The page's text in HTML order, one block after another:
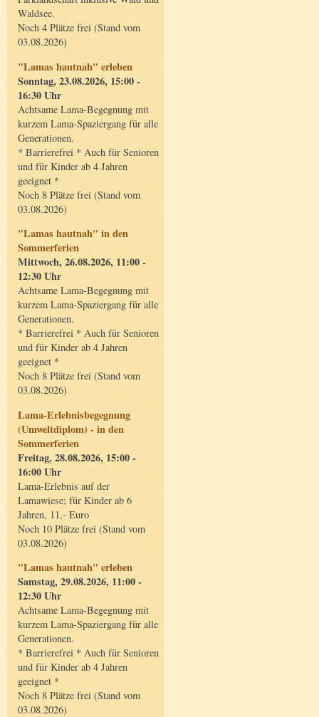
Waldsee.
Noch 4 Plätze frei (Stand vom
03.08.2026)
"Lamas hautnah" erleben
Sonntag, 23.08.2026, 15:00 -
16:30 Uhr
Achtsame Lama-Begegnung mit
kurzem Lama-Spaziergang für alle
Generationen.
* Barrierefrei * Auch für Senioren
und für Kinder ab 4 Jahren
geeignet *
Noch 8 Plätze frei (Stand vom
03.08.2026)
"Lamas hautnah" in den
Sommerferien
Mittwoch, 26.08.2026, 11:00 -
12:30 Uhr
Achtsame Lama-Begegnung mit
kurzem Lama-Spaziergang für alle
Generationen.
* Barrierefrei * Auch für Senioren
und für Kinder ab 4 Jahren
geeignet *
Noch 8 Plätze frei (Stand vom
03.08.2026)
Lama-Erlebnisbegegnung
(Umweltdiplom) - in den
Sommerferien
Freitag, 28.08.2026, 15:00 -
16:00 Uhr
Lama-Erlebnis auf der
Lamawiese; für Kinder ab 6
Jahren, 11,- Euro
Noch 10 Plätze frei (Stand vom
03.08.2026)
"Lamas hautnah" erleben
Samstag, 29.08.2026, 11:00 -
12:30 Uhr
Achtsame Lama-Begegnung mit
kurzem Lama-Spaziergang für alle
Generationen.
* Barrierefrei * Auch für Senioren
und für Kinder ab 4 Jahren
geeignet *
Noch 8 Plätze frei (Stand vom
03.08.2026)